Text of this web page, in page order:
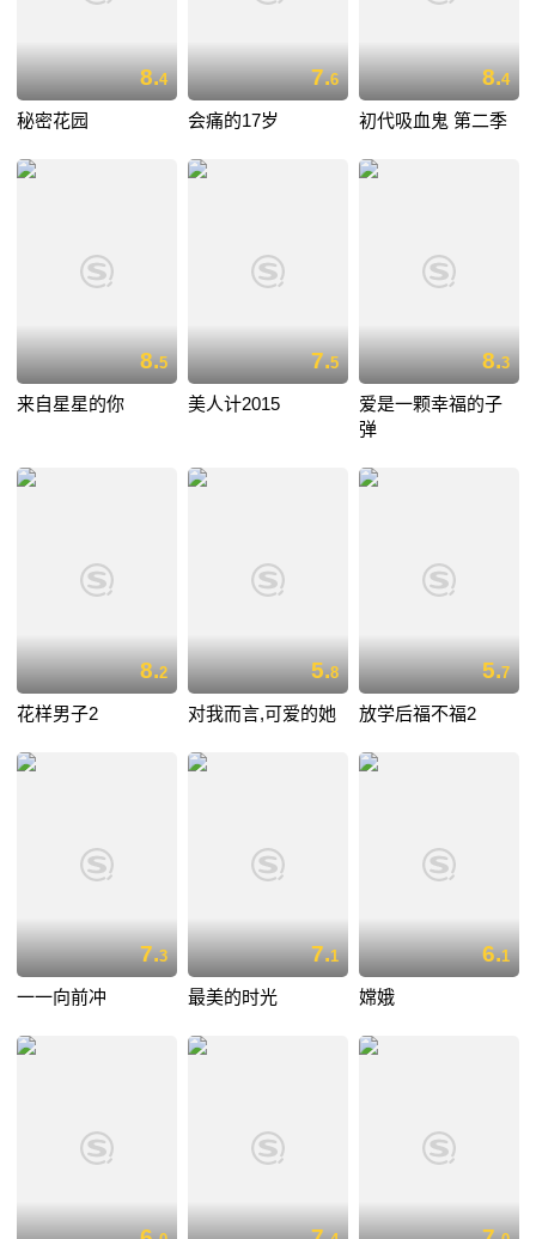
8.4
秘密花园
7.6
会痛的17岁
8.4
初代吸血鬼 第二季
8.5
来自星星的你
7.5
美人计2015
8.3
爱是一颗幸福的子
弹
8.2
花样男子2
5.8
对我而言,可爱的她
5.7
放学后福不福2
7.3
一一向前冲
7.1
最美的时光
6.1
嫦娥